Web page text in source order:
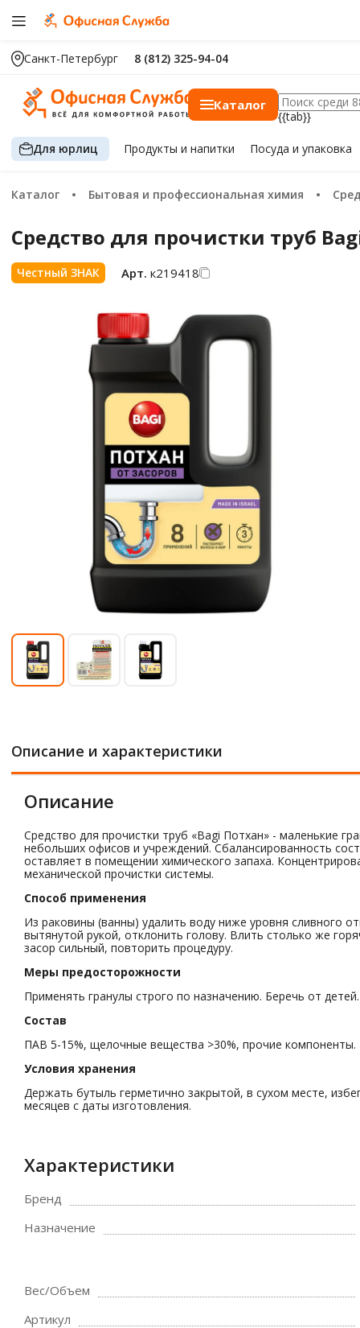
Санкт-Петербург 8 (812) 325-94-04
Каталог
{{tab}}
Для юрлиц Продуктыи напитки Посуда и упаковка
Каталог Бытовая и профессиональная химия
Средство для прочистки труб
Честный ЗНАК Арт. к219418
Описание и характеристики
Описание
Средство для прочистки труб «Bagi Потхан» - маленькие
небольших офисов и учреждений. Сбалансированность
оставляет в помещении химического запаха.
механической прочистки системы.
Способ применения
Из раковины (ванны) удалить воду ниже уровня сливного
вытянутой рукой, отклонить голову. Влить столько же
засор сильный, повторить процедуру.
Меры предосторожности
Применять гранулы строго по назначению. Беречь от
Состав
ПАВ 5-15%, щелочные вещества >30%, прочие компоненты.
Условия хранения
Держать бутыль герметично закрытой, в сухом месте,
месяцев с даты изготовления.
Характеристики
Бренд
Назначение
Вес/Объем
Артикул